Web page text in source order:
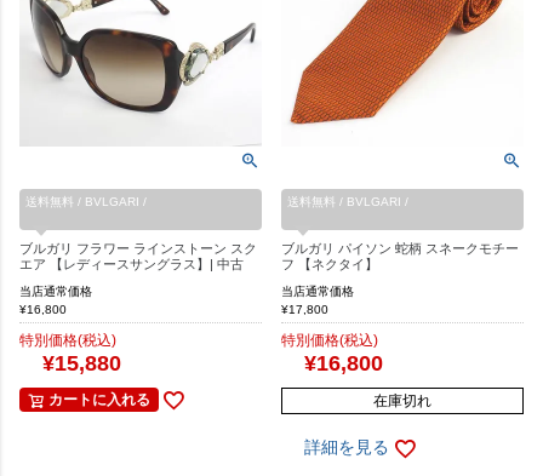
送料無料 / BVLGARI /
ブルガリ フラワー ラインストーン スク
エア 【レディースサングラス】| 中古
当店通常価格
¥16,800
特別価格(税込)
¥15,880
カートに入れる
送料無料 / BVLGARI /
ブルガリ パイソン 蛇柄 スネークモチー
フ 【ネクタイ】
当店通常価格
¥17,800
特別価格(税込)
¥16,800
在庫切れ
詳細を見る